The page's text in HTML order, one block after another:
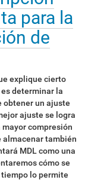
para la
de
explique cierto
determinar la
obtener un ajuste
ajuste se logra
compresión
almacenar también
MDL como una
cómo se
lo permite